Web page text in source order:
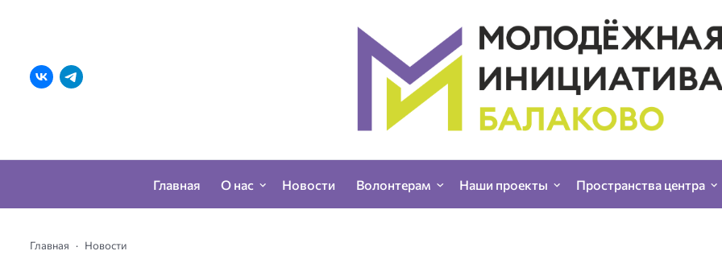
Главная О нас Новости Волонтерам Наши проекты Пространства центра
Главная Новости